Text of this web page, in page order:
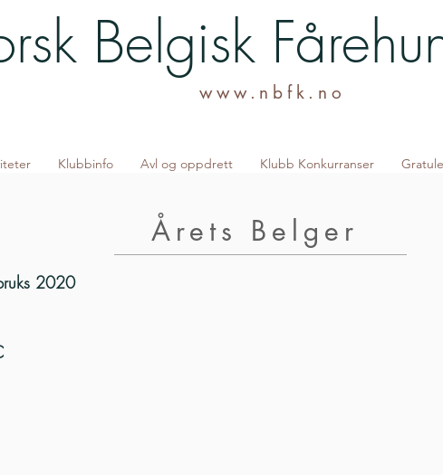
Belgisk
www.nbfk.no
Klubbinfo Avl og oppdrett Klubb Konkurranser
Årets Belger
2020